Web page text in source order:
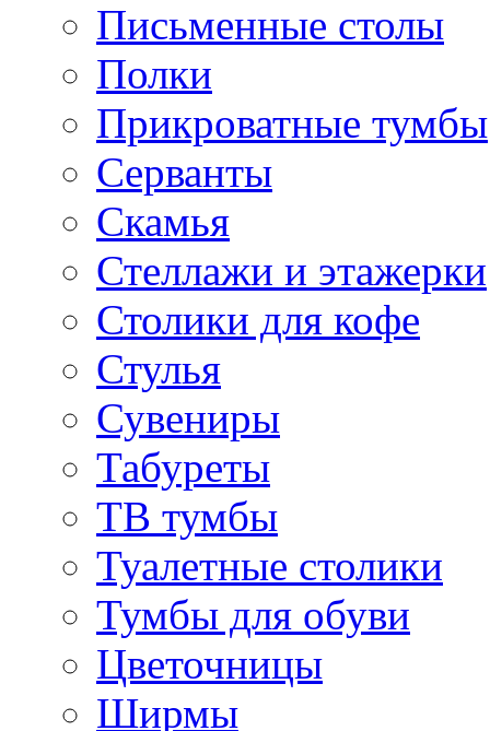
Письменные столы
Полки
Прикроватные тумбы
Серванты
Скамья
Стеллажи и этажерки
Столики для кофе
Стулья
Сувениры
Табуреты
ТВ тумбы
Туалетные столики
Тумбы для обуви
Цветочницы
Ширмы